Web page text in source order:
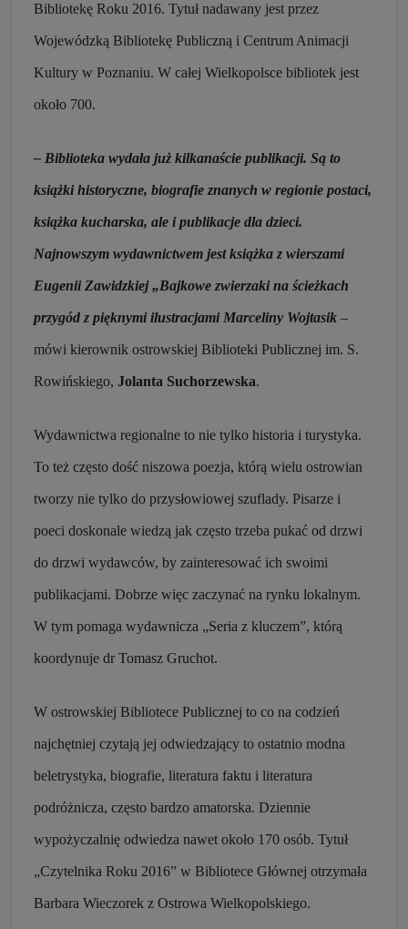
Bibliotekę Roku 2016. Tytuł nadawany jest przez
Wojewódzką Bibliotekę Publiczną i Centrum Animacji
Kultury w Poznaniu. W całej Wielkopolsce bibliotek jest
około 700.
– Biblioteka wydała już kilkanaście publikacji. Są to
książki historyczne, biografie znanych w regionie postaci,
książka kucharska, ale i publikacje dla dzieci.
Najnowszym wydawnictwem jest książka z wierszami
Eugenii Zawidzkiej „Bajkowe zwierzaki na ścieżkach
przygód z pięknymi ilustracjami Marceliny Wojtasik –
mówi kierownik ostrowskiej Biblioteki Publicznej im. S.
Rowińskiego, Jolanta Suchorzewska.
Wydawnictwa regionalne to nie tylko historia i turystyka.
To też często dość niszowa poezja, którą wielu ostrowian
tworzy nie tylko do przysłowiowej szuflady. Pisarze i
poeci doskonale wiedzą jak często trzeba pukać od drzwi
do drzwi wydawców, by zainteresować ich swoimi
publikacjami. Dobrze więc zaczynać na rynku lokalnym.
W tym pomaga wydawnicza „Seria z kluczem”, którą
koordynuje dr Tomasz Gruchot.
W ostrowskiej Bibliotece Publicznej to co na codzień
najchętniej czytają jej odwiedzający to ostatnio modna
beletrystyka, biografie, literatura faktu i literatura
podróżnicza, często bardzo amatorska. Dziennie
wypożyczalnię odwiedza nawet około 170 osób. Tytuł
„Czytelnika Roku 2016” w Bibliotece Głównej otrzymała
Barbara Wieczorek z Ostrowa Wielkopolskiego.